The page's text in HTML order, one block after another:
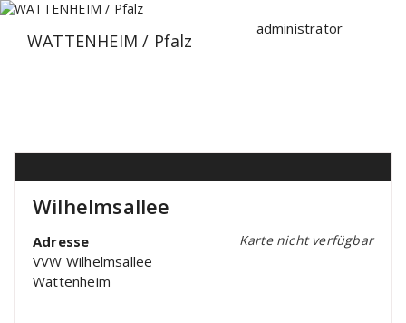
Zum
springenWATTENHEIM / Pfalz
administrator
Wilhelmsallee
Karte nicht verfügbar
Adresse
VVW Wilhelmsallee
Wattenheim